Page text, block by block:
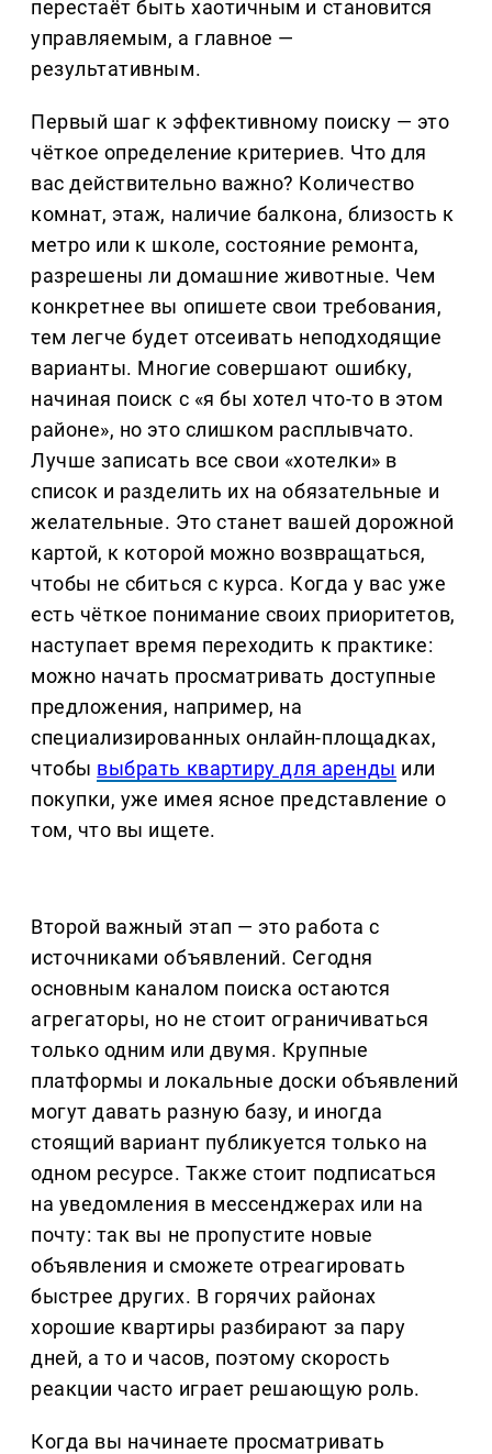
перестаёт быть хаотичным и становится
управляемым, а главное —
результативным.
Первый шаг к эффективному поиску — это
чёткое определение критериев. Что для
вас действительно важно? Количество
комнат, этаж, наличие балкона, близость к
метро или к школе, состояние ремонта,
разрешены ли домашние животные. Чем
конкретнее вы опишете свои требования,
тем легче будет отсеивать неподходящие
варианты. Многие совершают ошибку,
начиная поиск с «я бы хотел что-то в этом
районе», но это слишком расплывчато.
Лучше записать все свои «хотелки» в
список и разделить их на обязательные и
желательные. Это станет вашей дорожной
картой, к которой можно возвращаться,
чтобы не сбиться с курса. Когда у вас уже
есть чёткое понимание своих приоритетов,
наступает время переходить к практике:
можно начать просматривать доступные
предложения, например, на
специализированных онлайн-площадках,
чтобы выбрать квартиру для аренды или
покупки, уже имея ясное представление о
том, что вы ищете.
Второй важный этап — это работа с
источниками объявлений. Сегодня
основным каналом поиска остаются
агрегаторы, но не стоит ограничиваться
только одним или двумя. Крупные
платформы и локальные доски объявлений
могут давать разную базу, и иногда
стоящий вариант публикуется только на
одном ресурсе. Также стоит подписаться
на уведомления в мессенджерах или на
почту: так вы не пропустите новые
объявления и сможете отреагировать
быстрее других. В горячих районах
хорошие квартиры разбирают за пару
дней, а то и часов, поэтому скорость
реакции часто играет решающую роль.
Когда вы начинаете просматривать